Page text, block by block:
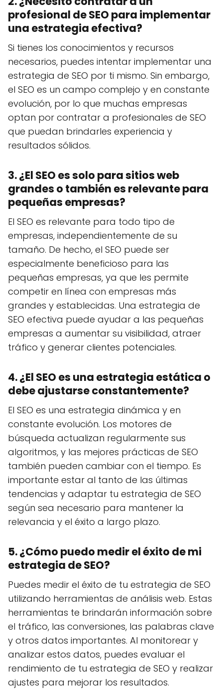
profesional de SEO para implementar
una estrategia efectiva?
Si tienes los conocimientos y recursos
necesarios, puedes intentar implementar una
estrategia de SEO por ti mismo. Sin embargo,
el SEO es un campo complejo y en constante
evolución, por lo que muchas empresas
optan por contratar a profesionales de SEO
que puedan brindarles experiencia y
resultados sólidos.
3. ¿El SEO es solo para sitios web
grandes o también es relevante para
pequeñas empresas?
El SEO es relevante para todo tipo de
empresas, independientemente de su
tamaño. De hecho, el SEO puede ser
especialmente beneficioso para las
pequeñas empresas, ya que les permite
competir en línea con empresas más
grandes y establecidas. Una estrategia de
SEO efectiva puede ayudar a las pequeñas
empresas a aumentar su visibilidad, atraer
tráfico y generar clientes potenciales.
4. ¿El SEO es una estrategia estática o
debe ajustarse constantemente?
El SEO es una estrategia dinámica y en
constante evolución. Los motores de
búsqueda actualizan regularmente sus
algoritmos, y las mejores prácticas de SEO
también pueden cambiar con el tiempo. Es
importante estar al tanto de las últimas
tendencias y adaptar tu estrategia de SEO
según sea necesario para mantener la
relevancia y el éxito a largo plazo.
5. ¿Cómo puedo medir el éxito de mi
estrategia de SEO?
Puedes medir el éxito de tu estrategia de SEO
utilizando herramientas de análisis web. Estas
herramientas te brindarán información sobre
el tráfico, las conversiones, las palabras clave
y otros datos importantes. Al monitorear y
analizar estos datos, puedes evaluar el
rendimiento de tu estrategia de SEO y realizar
ajustes para mejorar los resultados.